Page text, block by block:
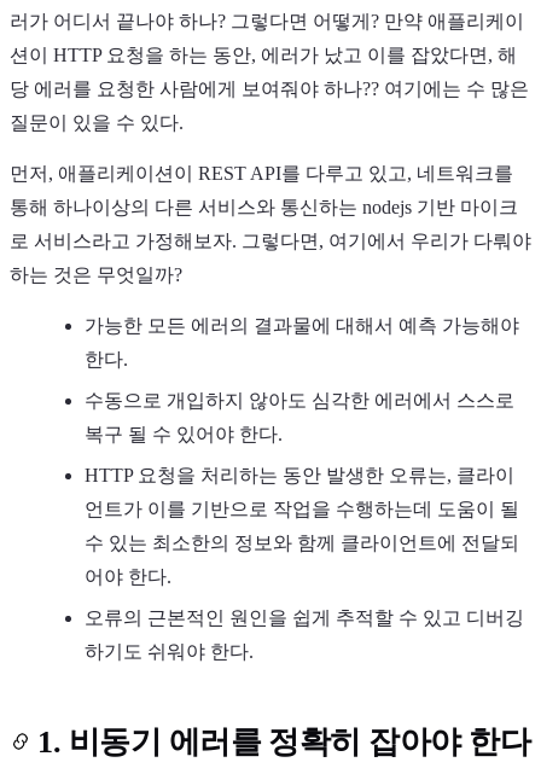
8°
러가 어디서 끝나야 하나? 그렇다면 어떻게? 만약 애플리케이
션이 HTTP 요청을 하는 동안, 에러가 났고 이를 잡았다면, 해
당 에러를 요청한 사람에게 보여줘야 하나?? 여기에는 수 많은
질문이 있을 수 있다.
먼저, 애플리케이션이 REST API를 다루고 있고, 네트워크를
통해 하나이상의 다른 서비스와 통신하는 nodejs 기반 마이크
로 서비스라고 가정해보자. 그렇다면, 여기에서 우리가 다뤄야
하는 것은 무엇일까?
가능한 모든 에러의 결과물에 대해서 예측 가능해야
한다.
수동으로 개입하지 않아도 심각한 에러에서 스스로
복구 될 수 있어야 한다.
HTTP 요청을 처리하는 동안 발생한 오류는, 클라이
언트가 이를 기반으로 작업을 수행하는데 도움이 될
수 있는 최소한의 정보와 함께 클라이언트에 전달되
어야 한다.
오류의 근본적인 원인을 쉽게 추적할 수 있고 디버깅
하기도 쉬워야 한다.
1. 비동기 에러를 정확히 잡아야 한다